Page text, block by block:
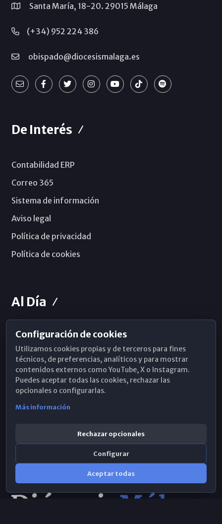
Santa María, 18-20. 29015 Málaga
(+34) 952 224 386
obispado@diocesismalaga.es
De Interés
Contabilidad ERP
Correo 365
Sistema de información
Aviso legal
Política de privacidad
Política de cookies
Al Día
Horarios de Misa
Hemeroteca
WhatsApp
Configuración de cookies
Utilizamos cookies propias y de terceros para fines
técnicos, de preferencias, analíticos y para mostrar
contenidos externos como YouTube, X o Instagram.
Puedes aceptar todas las cookies, rechazar las
opcionales o configurarlas.
Más información
Rechazar opcionales
Configurar
Aceptar todas